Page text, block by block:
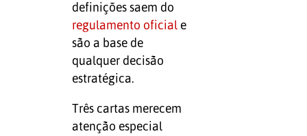
definições saem do
regulamento oficiale
são a base de
qualquer decisão
estratégica.
Três cartas merecem
atenção especial